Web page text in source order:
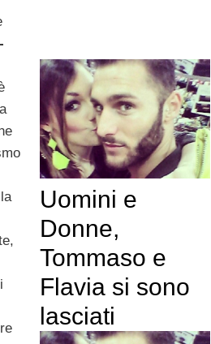
Uomini e
Donne,
Tommaso e
Flavia si sono
lasciati